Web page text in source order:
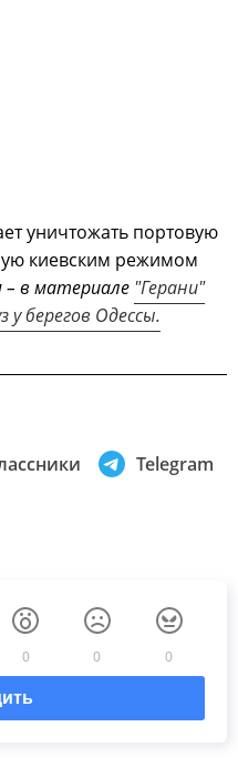
уничтожать портовую
киевским режимом
в материале "Герани"
у берегов Одессы.
Telegram
0 0 0